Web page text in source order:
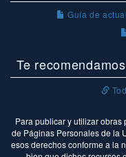
Guía de
Te recomendamos
Para publicar y utilizar
de Páginas Personales de la
esos derechos conforme a la